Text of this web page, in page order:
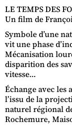
LE TEMPS DES
Un film de
Symbole d’une
vit une phase
Mécanisation
disparition des
vitesse…
Échange avec les
l’issu de la
naturel régional
Rochemure,